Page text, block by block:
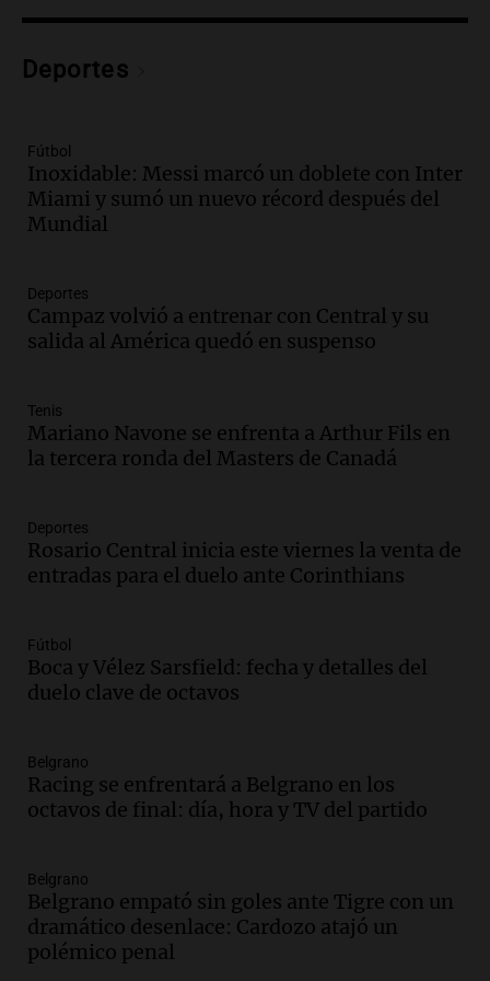
descenso de temperatura en Rafaela
Panorama Federal
de fenómenos del superniño en el SEOM
el 7 de agosto
Panorama Federal
Episodios
conmovedora historia de "El Duende" y
su hija violinista
La Mesa de Café
intento de asalto a la vivienda del
empresario Roberto Zagra en Tucumán
Panorama Federal
Audio.
del centro rosarino: "La gastronomía es
fundamental"
Audio.
Juicio a Óscar González: testigos
clave declararán sobre velocidad en las
altas cumbres
Episodios
Audio.Embajada china en Argentina
critica a EE.UU. por amenazas a
Episodios
Audio. La Expo Regional del Sur se
prepara con novedades para disfrutar en
La Baulal este fin de semana
Deportes
Fútbol
Inoxidable: Messi marcó un doblete con Inter
Miami y sumó un nuevo récord después del
Mundial
Deportes
Campaz volvió a entrenar con Central y su
salida al América quedó en suspenso
Tenis
Mariano Navone se enfrenta a Arthur Fils en
la tercera ronda del Masters de Canadá
Deportes
Rosario Central inicia este viernes la venta de
entradas para el duelo ante Corinthians
Fútbol
Boca y Vélez Sarsfield: fecha y detalles del
duelo clave de octavos
Belgrano
Racing se enfrentará a Belgrano en los
octavos de final: día, hora y TV del partido
Belgrano
Belgrano empató sin goles ante Tigre con un
dramático desenlace: Cardozo atajó un
polémico penal